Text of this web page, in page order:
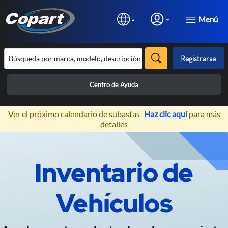
Menú
Registrarse
Centro de Ayuda
×
Ver el próximo calendario de subastas Haz clic aquípara más
detalles
Subastas de Vehículos 100%
Online
Exclusivas para profesionales de la
Inventario de
Vehículos